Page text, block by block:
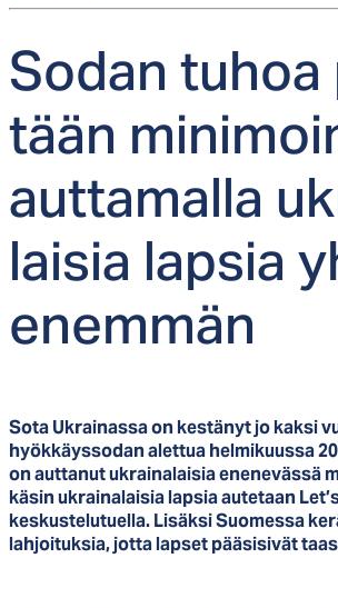
So­dan
tään
aut­ta­mal­la
lai­sia lap­sia
enem­män
Sota Ukrainassa on kestänyt jo kaksi
hyökkäyssodan alettua helmikuussa
on auttanut ukrainalaisia enenevässä
käsin ukrainalaisia lapsia autetaan
keskustelutuella. Lisäksi Suomessa
lahjoituksia, jotta lapset pääsisivät